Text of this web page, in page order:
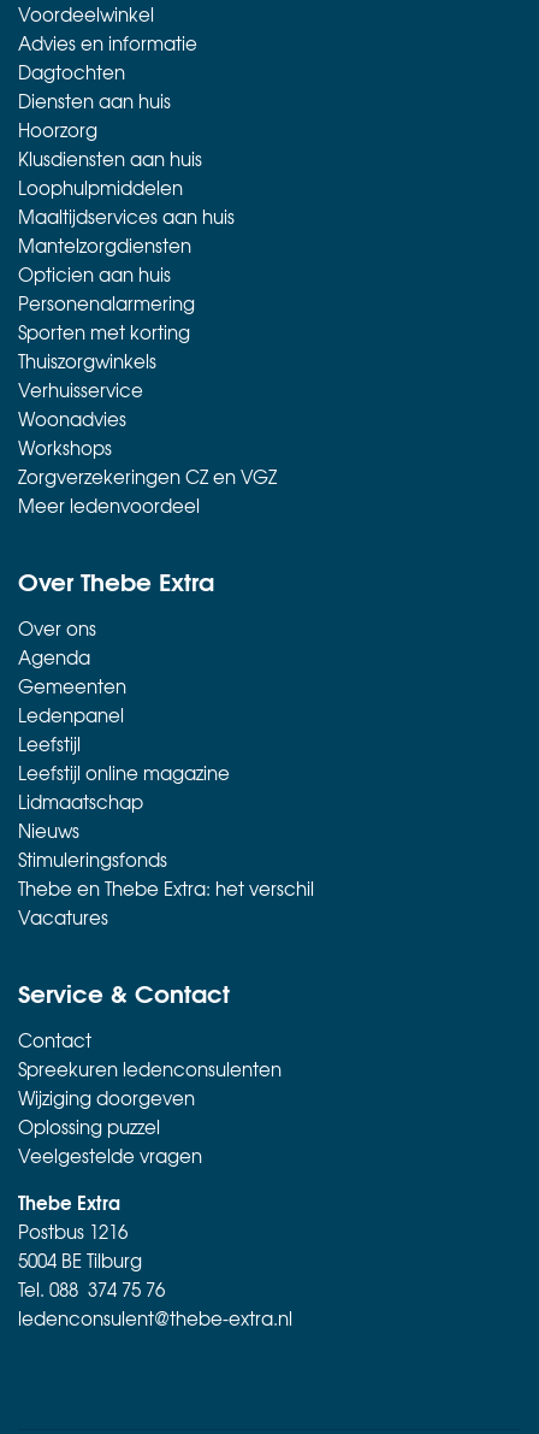
Voordeelwinkel
Advies en informatie
Dagtochten
Diensten aan huis
Hoorzorg
Klusdiensten aan huis
Loophulpmiddelen
Maaltijdservices aan huis
Mantelzorgdiensten
Opticien aan huis
Personenalarmering
Sporten met korting
Thuiszorgwinkels
Verhuisservice
Woonadvies
Workshops
Zorgverzekeringen CZ en VGZ
Meer ledenvoordeel
Over Thebe Extra
Over ons
Agenda
Gemeenten
Ledenpanel
Leefstijl
Leefstijl online magazine
Lidmaatschap
Nieuws
Stimuleringsfonds
Thebe en Thebe Extra: het verschil
Vacatures
Service & Contact
Contact
Spreekuren ledenconsulenten
Wijziging doorgeven
Oplossing puzzel
Veelgestelde vragen
Thebe Extra
Postbus 1216
5004 BE Tilburg
Tel. 088 374 75 76
ledenconsulent@thebe-extra.nl